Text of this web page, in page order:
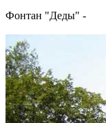
Фонтан "Деды" -